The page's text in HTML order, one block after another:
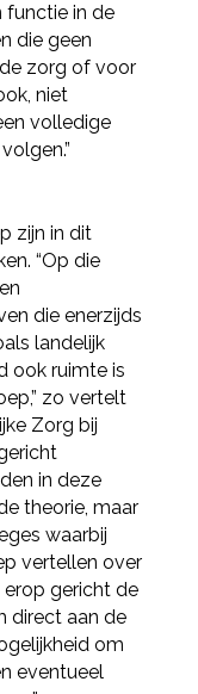
functie in de
die geen
zorg of voor
niet
volledige
zijn in dit
“Op die
die enerzijds
landelijk
ook ruimte is
zo vertelt
Zorg bij
in deze
theorie, maar
waarbij
vertellen over
erop gericht de
direct aan de
om
eventueel